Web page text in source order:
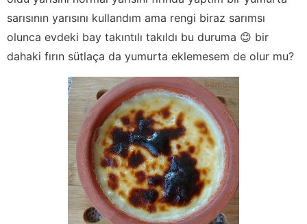
sarısının yarısını kullandım ama rengi biraz sarımsı
olunca evdeki bay takıntılı takıldı bu duruma 😊 bir
dahaki fırın sütlaça da yumurta eklemesem de olur mu?